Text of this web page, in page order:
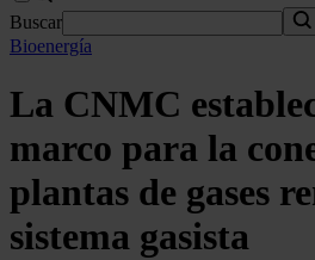
Buscar
Bioenergía
La CNMC
marco para la
plantas de gases
sistema gasista